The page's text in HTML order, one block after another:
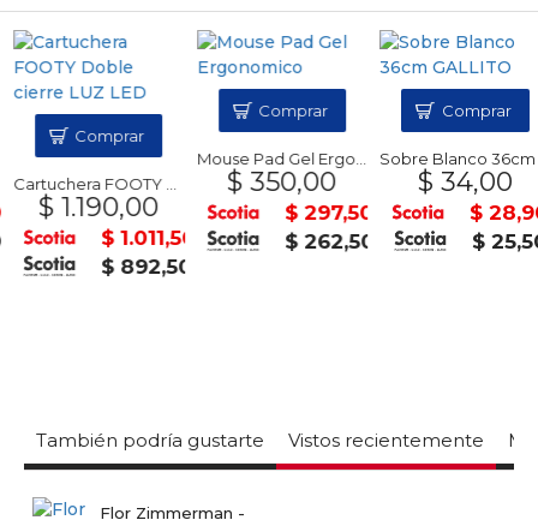
Cartuchera FOOTY Doble cierre LUZ LED
$ 1.190,00
$ 1.011,50
$ 892,50
Comprar
Mouse Pad Gel Ergonomico
$ 350,00
$ 297,50
$ 262,50
Comprar
Sobre Blanco 36cm GALLITO
$ 34,00
$ 28,90
$ 25,50
Comprar
También podría gustarte Vistos recientemente
Flor Zimmerman -